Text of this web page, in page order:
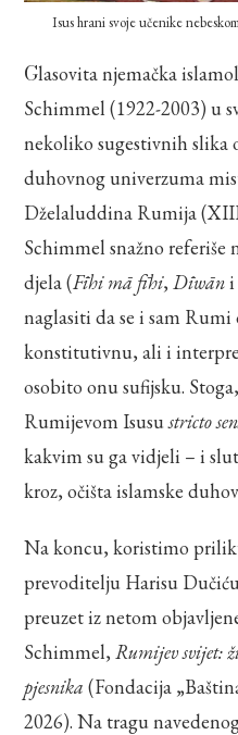
Isus hrani svoje učenike
Glasovita njemačka islamologinja Annemarie
Schimmel (1922-2003) u
nekoliko sugestivnih slika
duhovnog univerzuma
Dželaluddina Rumija
Schimmel snažno
djela (Fīhi mā fīhi, Dīwān
naglasiti da se i sam
konstitutivnu, ali i
osobito onu sufijsku.
Rumijevom Isusustricto
kakvim su ga vidjeli – i
kroz, očišta islamske
Na koncu, koristimo
prevoditelju Harisu
preuzet iz netom
Schimmel,Rumijev svijet:
pjesnika (Fondacija
2026). Na tragu